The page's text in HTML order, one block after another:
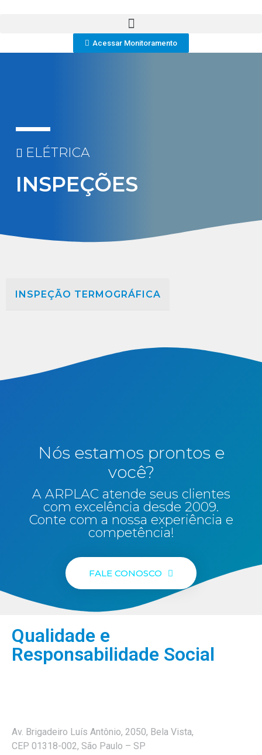
Acessar Monitoramento
ELÉTRICA
INSPEÇÕES
INSPEÇÃO TERMOGRÁFICA
Nós estamos prontos e
você?
A ARPLAC atende seus clientes
com excelência desde 2009.
Conte com a nossa experiência e
competência!
FALE CONOSCO
Qualidade e
Responsabilidade Social
Av. Brigadeiro Luís Antônio, 2050, Bela Vista,
CEP 01318-002, São Paulo – SP